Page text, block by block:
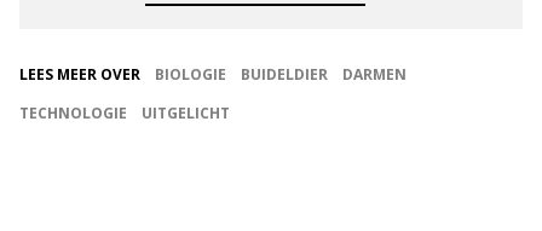
LEES MEER OVER BIOLOGIE BUIDELDIER
DARMEN
TECHNOLOGIE
UITGELICHT